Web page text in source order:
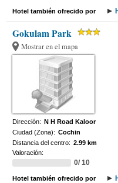
Hotel también ofrecido por
Gokulam Park
Mostrar en el mapa
Dirección: N H Road Kaloor
Ciudad (Zona): Cochin
Distancia del centro: 2.99 km
Valoración:
0/ 10
Hotel también ofrecido por